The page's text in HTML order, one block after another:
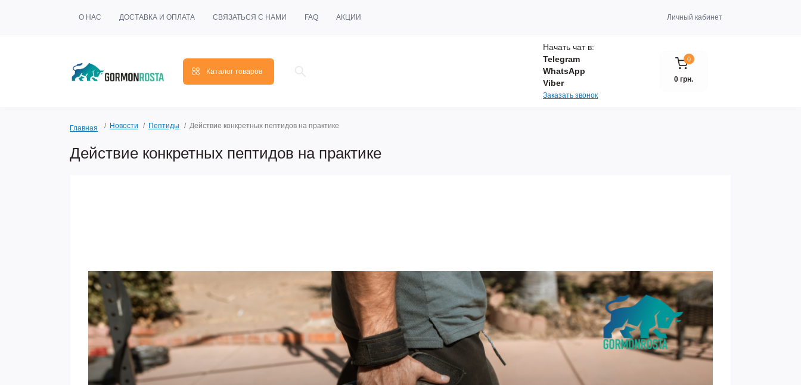
О НАС ДОСТАВКА И ОПЛАТА СВЯЗАТЬСЯ С НАМИ FAQ АКЦИИ Личный кабинет
Каталог товаров
Начать чат в:
Telegram
WhatsApp
Viber
Заказать звонок
0
0 грн.
Главная Новости Пептиды Действие конкретных пептидов на практике
Действие конкретных пептидов на практике